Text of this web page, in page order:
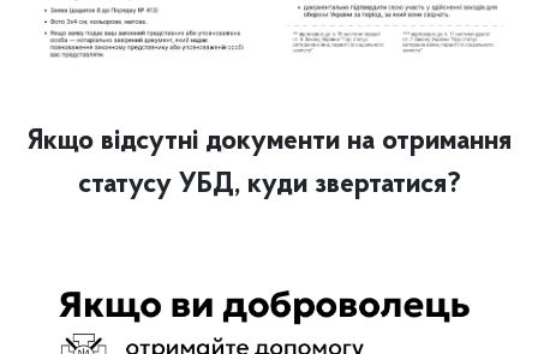
Якщо відсутні документи на отримання
статусу УБД, куди звертатися?